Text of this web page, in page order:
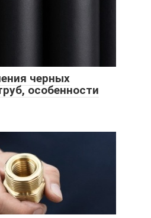
черных
особенности